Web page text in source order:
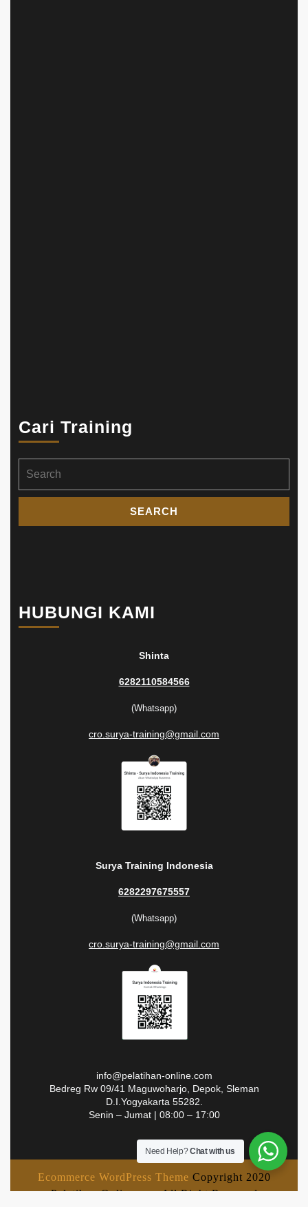
Cari Training
for:
HUBUNGI KAMI
Shinta
6282110584566
(Whatsapp)
cro.surya-training@gmail.com
Surya Training Indonesia
6282297675557
(Whatsapp)
cro.surya-training@gmail.com
info@pelatihan-online.com
Bedreg Rw 09/41 Maguwoharjo, Depok, Sleman
D.I.Yogyakarta 55282.
Senin – Jumat | 08:00 – 17:00
Ecommerce WordPress Theme Copyright 2020
Pelatihan-Online.com All Right Reserved
Need Help?Chat with us